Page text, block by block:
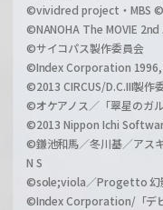
©vividred project・MBS
©NANOHA The MOVIE 2nd
©サイコパス製作委員会
©Index Corporation
©2013 CIRCUS/D.C.III製作
©オケアノス／「翠星のガ
©2013 Nippon Ichi
©鎌池和馬／冬川基／アス
N S
©sole;viola／Progetto 幻
©Index Corporation/「デ